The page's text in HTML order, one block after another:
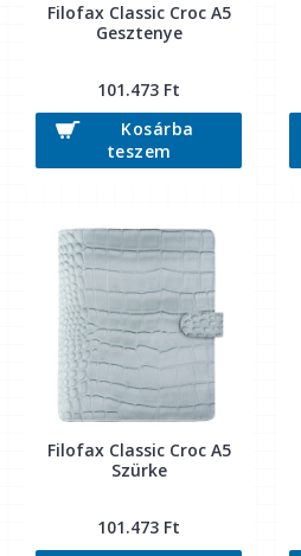
Filofax Classic Croc A5
Gesztenye
101.473 Ft
Kosárba
teszem
Filofax Classic Croc A5
Szürke
101.473 Ft